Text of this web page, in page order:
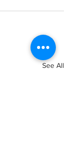
See All